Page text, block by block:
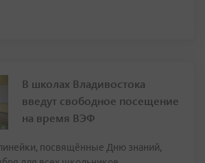
В школах Владивостока
введут свободное посещение
на время ВЭФ
посвящённые Дню знаний,